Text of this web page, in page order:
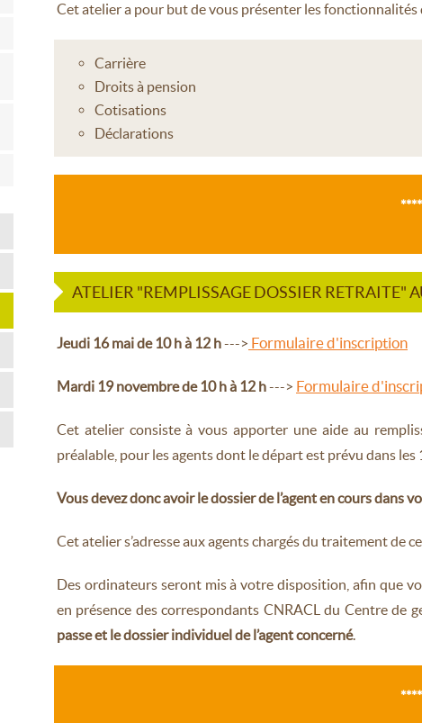
Cet atelier a pour but de vous présenter les fonctionnalités
Carrière
Droits à pension
Cotisations
Déclarations
ATELIER "REMPLISSAGE DOSSIER RETRAITE"
Jeudi 16 mai de 10 h à 12 h---> Formulaire d'inscription
Mardi 19 novembre de 10 h à 12 h---> Formulaire
Cet atelier consiste à vous apporter une aide au
préalable, pour les agents dont le départ est prévu dans les
Vous devez donc avoir le dossier de l’agent en cours dans
Cet atelier s’adresse aux agents chargés du traitement de
Des ordinateurs seront mis à votre disposition, afin que
en présence des correspondants CNRACL du Centre de
passe et le dossier individuel de l’agent concerné.